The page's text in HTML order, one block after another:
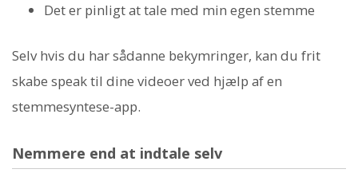
Det er pinligt at tale med min egen stemme
Selv hvis du har sådanne bekymringer, kan du frit
skabe speak til dine videoer ved hjælp af en
stemmesyntese-app.
Nemmere end at indtale selv